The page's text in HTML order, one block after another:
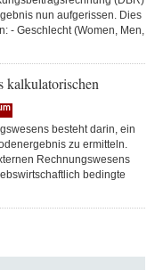
nun aufgerissen. Dies
- Geschlecht (Women, Men,
kalkulatorischen
besteht darin, ein
zu ermitteln.
Rechnungswesens
bedingte